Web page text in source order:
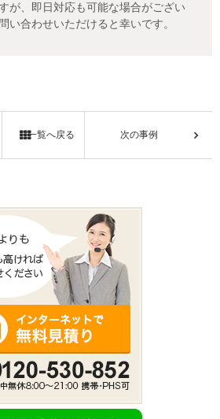
が、即日対応も可能な場合がござい
い合わせいただけると幸いです。
一覧へ戻る 次の事例